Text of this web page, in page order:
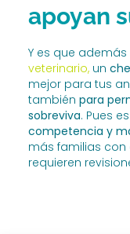
apoyan
Y es que además
veterinario,un
mejor para tus
también para
sobreviva. Pues
competencia y
más familias
requieren